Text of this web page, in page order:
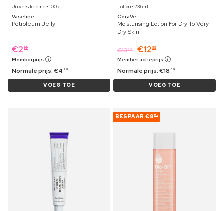
Universalcrème ⋅ 100 g
Vaseline
Petroleum Jelly
€2 99
Memberprijs
Normale prijs:€4 99
VOEG TOE
Lotion ⋅ 236 ml
CeraVe
Moisturising Lotion For Dry To Very
Dry Skin
€1339 €12 99
Member actieprijs
Normale prijs:€18 89
VOEG TOE
BESPAAR €8 93